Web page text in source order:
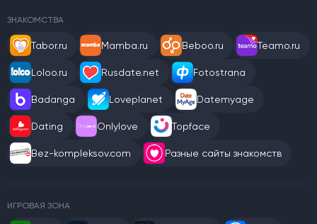
ЗНАКОМСТВА
Tabor.ru Mamba.ru Beboo.ru Teamo.ru
Loloo.ru Rusdate.net Fotostrana
Badanga Loveplanet Datemyage
Dating Onlylove Topface
Bez-kompleksov.com Разные сайты знакомств
ИГРОВАЯ ЗОНА